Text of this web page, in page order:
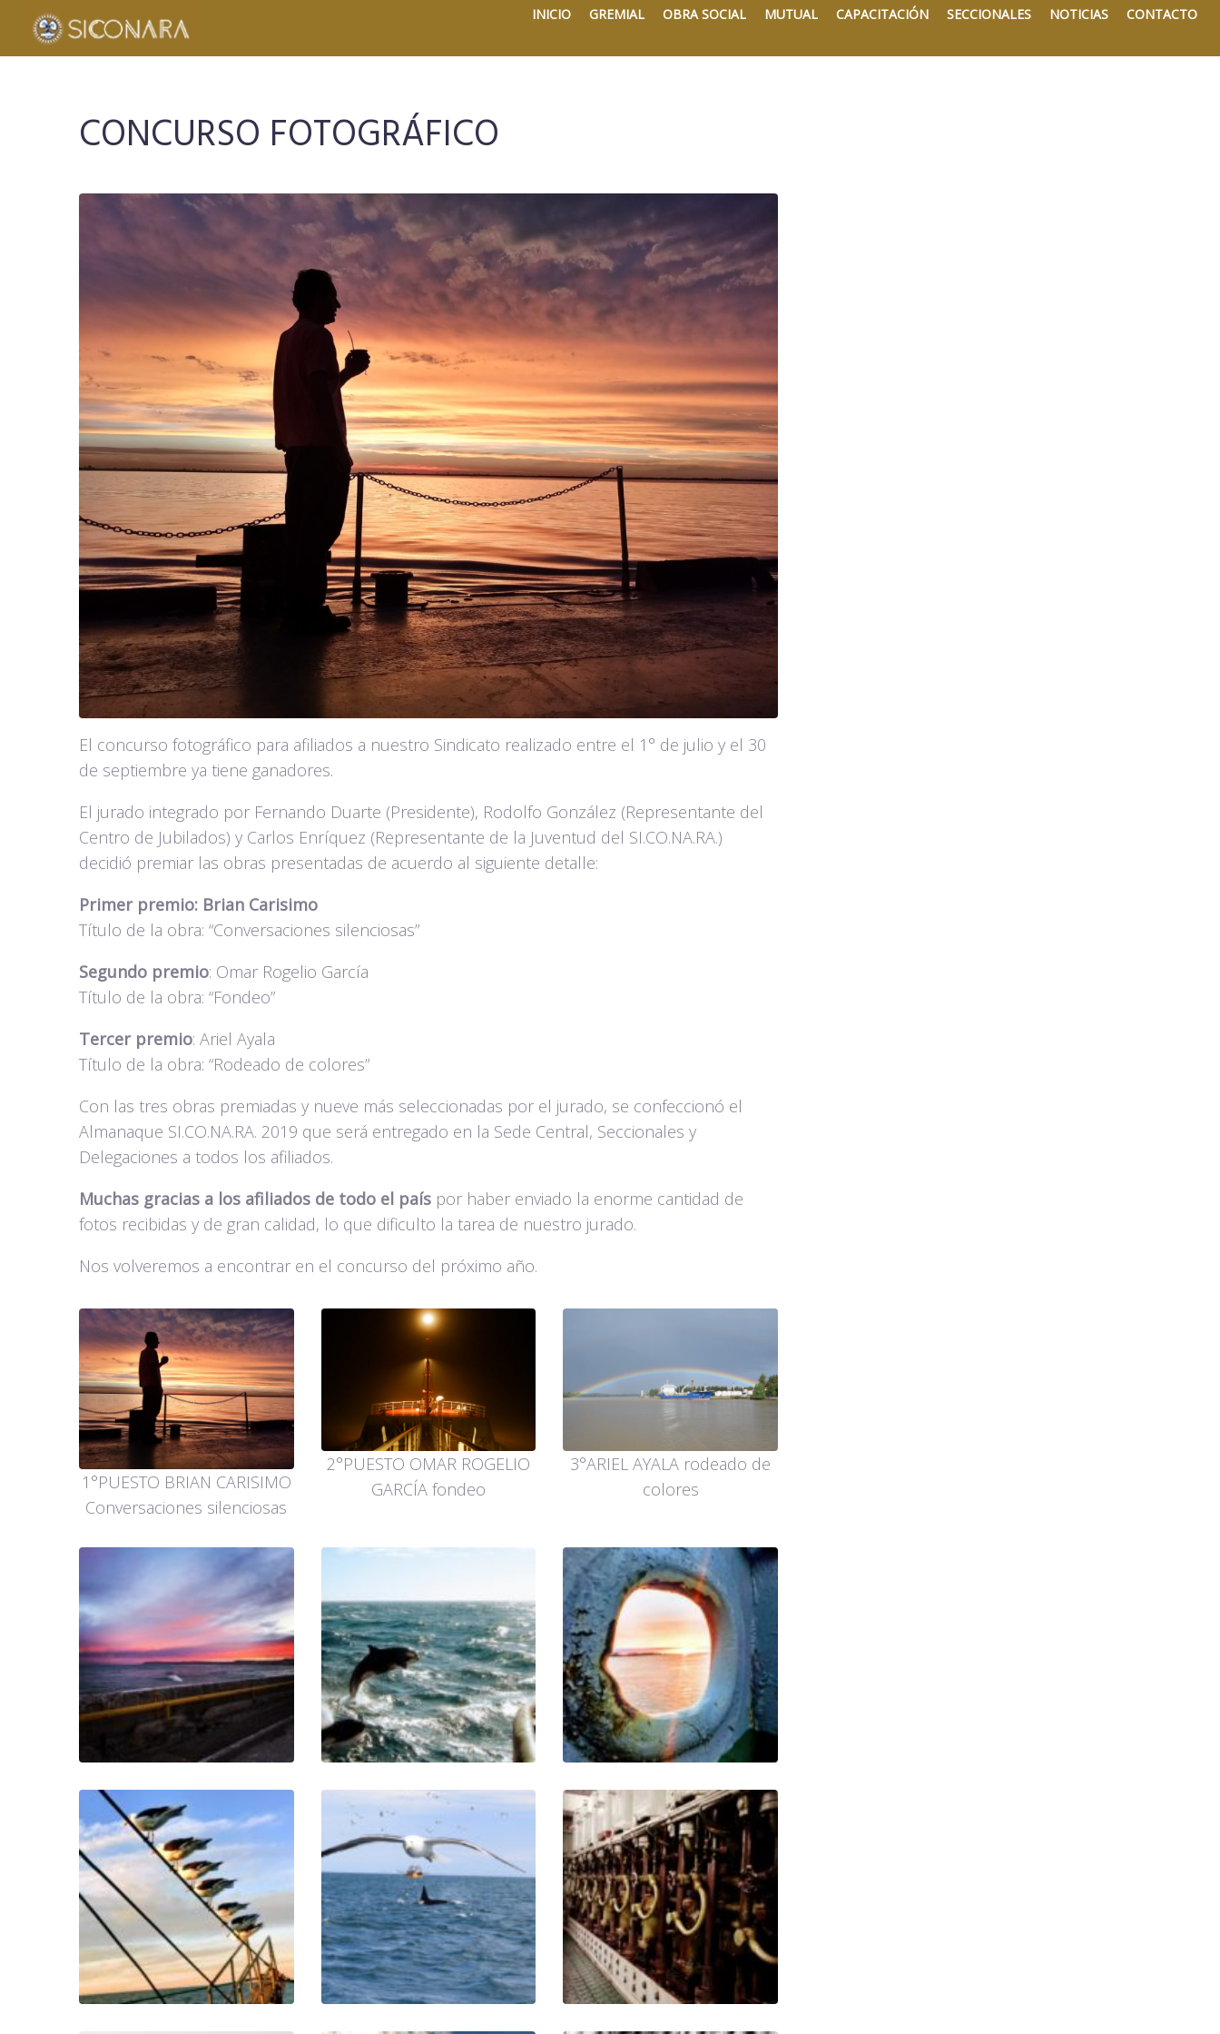
INICIO GREMIAL OBRA SOCIAL MUTUAL CAPACITACIÓN SECCIONALES NOTICIAS CONTACTO
CONCURSO FOTOGRÁFICO
El concurso fotográfico para afiliados a nuestro Sindicato realizado entre el 1° de julio y el 30
de septiembre ya tiene ganadores.
El jurado integrado por Fernando Duarte (Presidente), Rodolfo González (Representante del
Centro de Jubilados) y Carlos Enríquez (Representante de la Juventud del SI.CO.NA.RA.)
decidió premiar las obras presentadas de acuerdo al siguiente detalle:
Primer premio: Brian Carisimo
Título de la obra: “Conversaciones silenciosas”
Segundo premio: Omar Rogelio García
Título de la obra: “Fondeo”
Tercer premio: Ariel Ayala
Título de la obra: “Rodeado de colores”
Con las tres obras premiadas y nueve más seleccionadas por el jurado, se confeccionó el
Almanaque SI.CO.NA.RA. 2019 que será entregado en la Sede Central, Seccionales y
Delegaciones a todos los afiliados.
Muchas gracias a los afiliados de todo el país por haber enviado la enorme cantidad de
fotos recibidas y de gran calidad, lo que dificulto la tarea de nuestro jurado.
Nos volveremos a encontrar en el concurso del próximo año.
1°PUESTO BRIAN CARISIMO
Conversaciones silenciosas
2°PUESTO OMAR ROGELIO
GARCÍA fondeo
3°ARIEL AYALA rodeado de
colores